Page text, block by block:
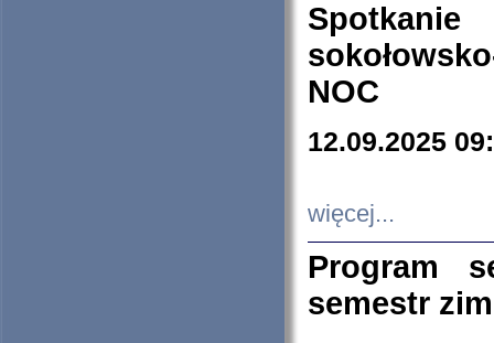
NOC
12.09.2025
więcej...
Program
semestr